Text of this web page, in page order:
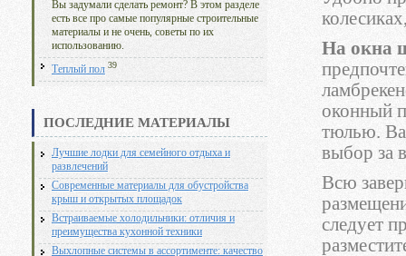
Вы задумали сделать ремонт? В этом разделе
есть все про самые популярные строительные
материалы и не очень, советы по их
использованию.
Теплый пол 39
ПОСЛЕДНИЕ МАТЕРИАЛЫ
Лучшие лодки для семейного отдыха и
развлечений
Современные материалы для обустройства
крыш и открытых площадок
Встраиваемые холодильники: отличия и
преимущества кухонной техники
Выхлопные системы в ассортименте: качество
На окна
оконный
тюлью.
выбор за
Всю
следует